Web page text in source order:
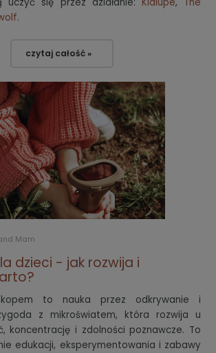
.
czytaj całość »
Mam
dzieci - jak rozwija i
to nauka przez odkrywanie i
z mikroświatem, która rozwija u
koncentrację i zdolności poznawcze. To
edukacji, eksperymentowania i zabawy